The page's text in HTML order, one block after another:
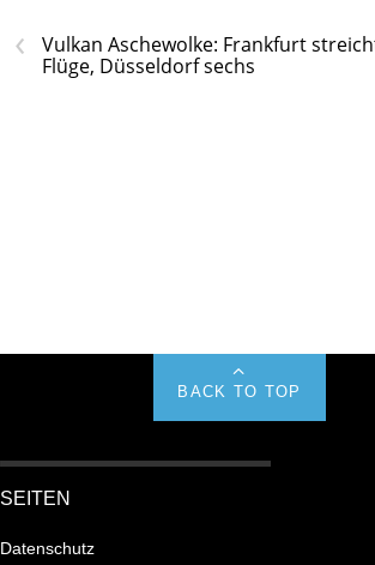
‹
Vulkan Aschewolke: Frankfurt
Flüge, Düsseldorf sechs
BACK TO TOP
SEITEN
Datenschutz